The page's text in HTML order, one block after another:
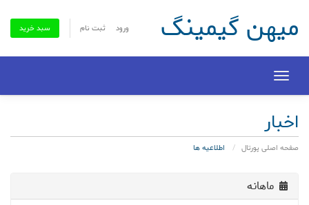
ورود ثبت نام سبد خرید میهن گیمینگ
Toggle
navigation
اخبار
صفحه اصلی پورتال اطلاعیه ها
ماهانه